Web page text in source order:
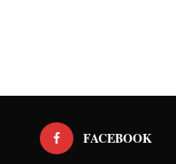
FACEBOOK